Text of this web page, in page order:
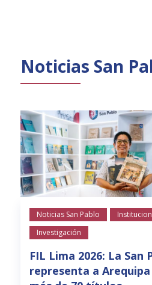
Noticias San
Noticias San Pablo
Investigación
FIL Lima 2026: La San
representa a Arequipa